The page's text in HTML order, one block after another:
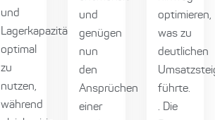
und
Lagerkapazitäten
optimal
zu
nutzen,
während
und
genügen
nun
den
Ansprüchen
einer
optimieren,
was zu
deutlichen
führte.
. Die